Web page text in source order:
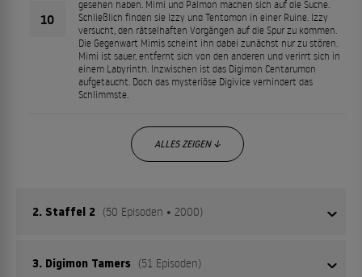
10
gesehen haben. Mimi und Palmon machen sich auf die Suche.
Schließlich finden sie Izzy und Tentomon in einer Ruine. Izzy
versucht, den rätselhaften Vorgängen auf die Spur zu kommen.
Die Gegenwart Mimis scheint ihn dabei zunächst nur zu stören.
Mimi ist sauer, entfernt sich von den anderen und verirrt sich in
einem Labyrinth. Inzwischen ist das Digimon Centarumon
aufgetaucht. Doch das mysteriöse Digivice verhindert das
Schlimmste.
ALLES ZEIGEN ↓
2. Staffel 2 (50 Episoden • 2000)
Die Digiritter kämpfen gegen einen Jungen, der sich
3. Digimon Tamers (51 Episoden)